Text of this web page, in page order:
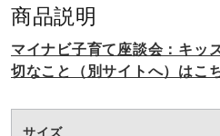
サポーター
健康／エクササイズ
商品説明
マイナビ子育て座談会：キッ
切なこと（別サイトへ）はこ
サイズ